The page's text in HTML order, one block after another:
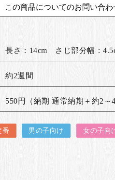
この商品についてのお問い合わ
長さ：14cm さじ部分幅：
約2週間
550円（納期 通常納期＋約2～4
番 男の子向け 女の子向